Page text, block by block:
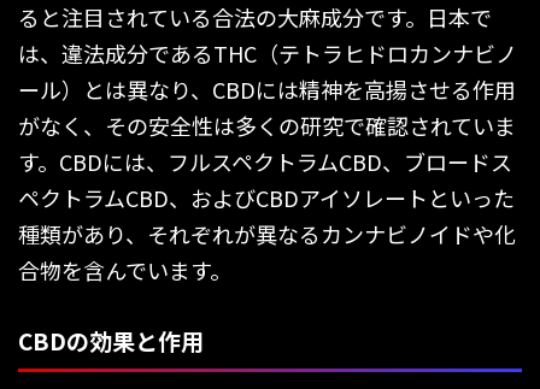
ると注目されている合法の大麻成分です。日本で
は、違法成分であるTHC（テトラヒドロカンナビノ
ール）とは異なり、CBDには精神を高揚させる作用
がなく、その安全性は多くの研究で確認されていま
す。CBDには、フルスペクトラムCBD、ブロードス
ペクトラムCBD、およびCBDアイソレートといった
種類があり、それぞれが異なるカンナビノイドや化
合物を含んでいます。
CBDの効果と作用